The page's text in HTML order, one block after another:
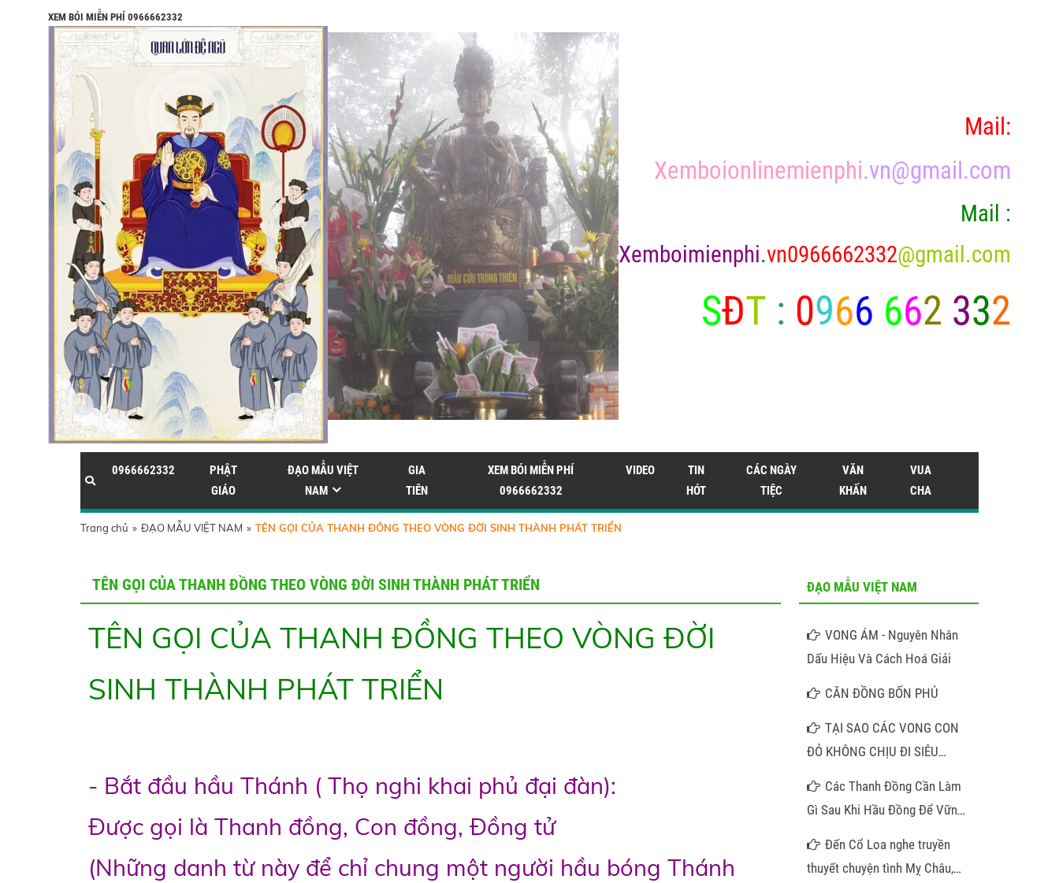
XEM BÓI MIỄN PHÍ 0966662332
Mail:
Xemboionlinemienphi.vn@gmail.com
Mail :
Xemboimienphi.vn0966662332@gmail.com
SĐT : 0966 662 332
0966662332
PHẬT
GIÁO
ĐẠO MẪU VIỆT
NAM
GIA
TIÊN
XEM BÓI MIỄN PHÍ
0966662332
VIDEO
TIN
HÓT
CÁC NGÀY
TIỆC
VĂN
KHẤN
VUA
CHA
Trang chủ » ĐẠO MẪU VIỆT NAM » TÊN GỌI CỦA THANH ĐỒNG THEO VÒNG ĐỜI SINH THÀNH PHÁT TRIỂN
TÊN GỌI CỦA THANH ĐỒNG THEO VÒNG ĐỜI SINH THÀNH PHÁT TRIỂN
TÊN GỌI CỦA THANH ĐỒNG THEO VÒNG ĐỜI
SINH THÀNH PHÁT TRIỂN
- Bắt đầu hầu Thánh ( Thọ nghi khai phủ đại đàn):
Được gọi là Thanh đồng, Con đồng, Đồng tử
(Những danh từ này để chỉ chung một người hầu bóng Thánh
ĐẠO MẪU VIỆT NAM
VONG ÁM - Nguyên Nhân
Dấu Hiệu Và Cách Hoá Giải
CĂN ĐỒNG BỐN PHỦ
TẠI SAO CÁC VONG CON
ĐỎ KHÔNG CHỊU ĐI SIÊU
Các Thanh Đồng Cần Làm
Gì Sau Khi Hầu Đồng Để Vững
Đến Cổ Loa nghe truyền
thuyết chuyện tình Mỵ Châu,